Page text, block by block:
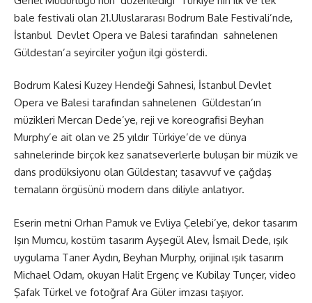
bale festivali olan 21.Uluslararası Bodrum Bale Festivali’nde,
İstanbul Devlet Opera ve Balesi tarafından sahnelenen
Güldestan’a seyirciler yoğun ilgi gösterdi.
Bodrum Kalesi Kuzey Hendeği Sahnesi, İstanbul Devlet
Opera ve Balesi tarafından sahnelenen Güldestan’ın
müzikleri Mercan Dede’ye, reji ve koreografisi Beyhan
Murphy’e ait olan ve 25 yıldır Türkiye’de ve dünya
sahnelerinde birçok kez sanatseverlerle buluşan bir müzik ve
dans prodüksiyonu olan Güldestan; tasavvuf ve çağdaş
temaların örgüsünü modern dans diliyle anlatıyor.
Eserin metni Orhan Pamuk ve Evliya Çelebi’ye, dekor tasarım
Işın Mumcu, kostüm tasarım Ayşegül Alev, İsmail Dede, ışık
uygulama Taner Aydın, Beyhan Murphy, orijinal ışık tasarım
Michael Odam, okuyan Halit Ergenç ve Kubilay Tunçer, video
Şafak Türkel ve fotoğraf Ara Güler imzası taşıyor.